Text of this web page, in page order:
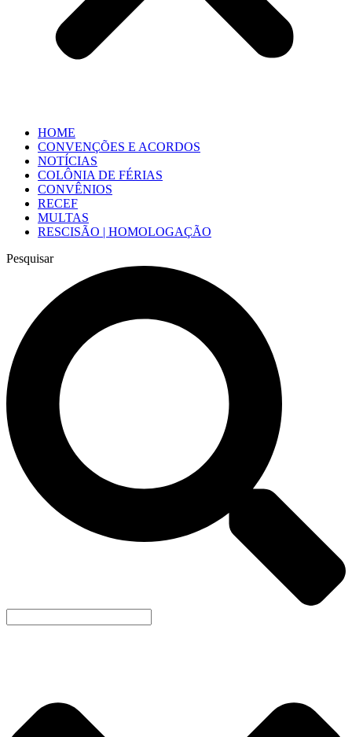
HOME
CONVENÇÕES E ACORDOS
NOTÍCIAS
COLÔNIA DE FÉRIAS
CONVÊNIOS
RECEF
MULTAS
RESCISÃO | HOMOLOGAÇÃO
Pesquisar